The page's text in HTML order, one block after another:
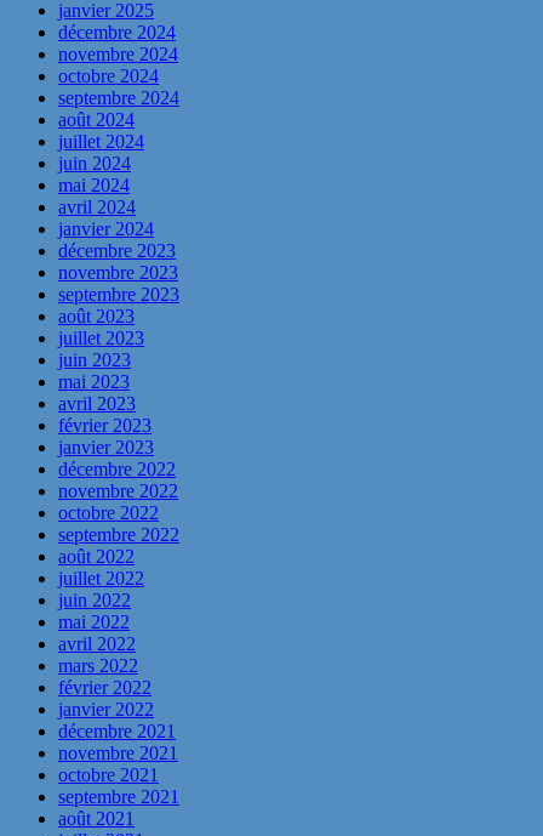
janvier 2025
décembre 2024
novembre 2024
octobre 2024
septembre 2024
août 2024
juillet 2024
juin 2024
mai 2024
avril 2024
janvier 2024
décembre 2023
novembre 2023
septembre 2023
août 2023
juillet 2023
juin 2023
mai 2023
avril 2023
février 2023
janvier 2023
décembre 2022
novembre 2022
octobre 2022
septembre 2022
août 2022
juillet 2022
juin 2022
mai 2022
avril 2022
mars 2022
février 2022
janvier 2022
décembre 2021
novembre 2021
octobre 2021
septembre 2021
août 2021